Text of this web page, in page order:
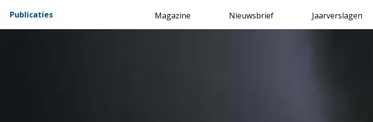
Publicaties Magazine Nieuwsbrief Jaarverslagen
Inhoud